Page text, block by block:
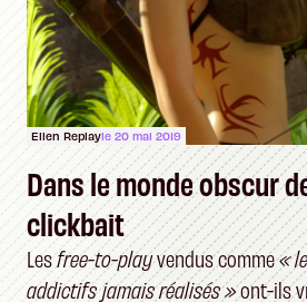
Ellen Replayle 20 mai 2019
Dans le monde obscur
clickbait
Lesfree-to-playvendus comme«
addictifs jamais réalisés »ont-ils